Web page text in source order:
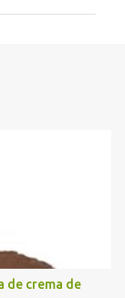
de crema de